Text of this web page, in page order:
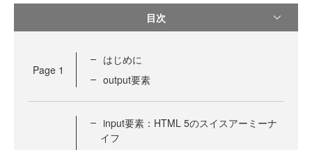
目次
Page 1
はじめに
output要素
input要素：HTML 5のスイスアーミーナ
イフ